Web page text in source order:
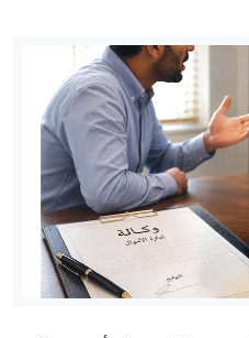
اتفاق غزة بينما قبلته
حماس؟
معادلة الأمن.. باكستان في
باب المندب
ماذا تُخفي تقارير
الأمريكية؟
لماذا تعثرت مباحثات
وإسرائيل؟